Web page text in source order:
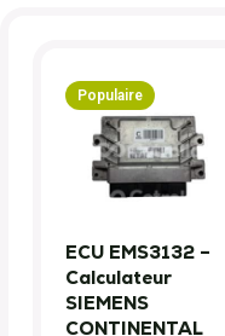
Populaire
ECU EMS3132 –
Calculateur
SIEMENS
CONTINENTAL